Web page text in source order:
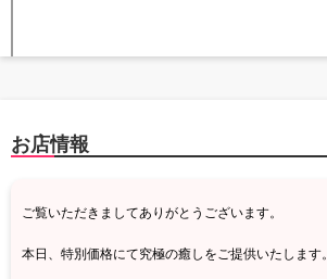
お店情報
ご覧いただきましてありがとうございます。
本日、特別価格にて究極の癒しをご提供いたします。